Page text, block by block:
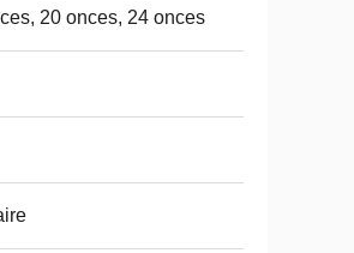
20 onces, 24 onces